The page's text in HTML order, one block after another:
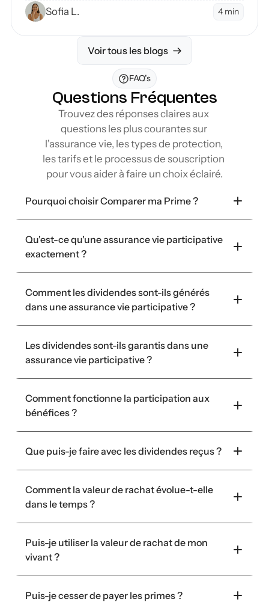
article explore ses avantages, son
fonctionnement et quand la choisir.
Sofia L. 4 min
Voir tous les blogs
FAQ’s
Questions Fréquentes
Trouvez des réponses claires aux
questions les plus courantes sur
l'assurance vie, les types de protection,
les tarifs et le processus de souscription
pour vous aider à faire un choix éclairé.
Pourquoi choisir Comparer ma Prime ?
Qu'est-ce qu'une assurance vie participative
exactement ?
Comment les dividendes sont-ils générés
dans une assurance vie participative ?
Les dividendes sont-ils garantis dans une
assurance vie participative ?
Comment fonctionne la participation aux
bénéfices ?
Que puis-je faire avec les dividendes reçus ?
Comment la valeur de rachat évolue-t-elle
dans le temps ?
Puis-je utiliser la valeur de rachat de mon
vivant ?
Puis-je cesser de payer les primes ?